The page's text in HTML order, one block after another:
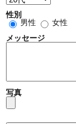
性別
男性
女性
メッセージ
写真